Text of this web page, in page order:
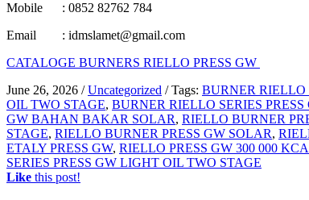
Mobile : 0852 82762 784
Email : idmslamet@gmail.com
CATALOGE BURNERS RIELLO PRESS GW
June 26, 2026 / Uncategorized / Tags: BURNER
OIL TWO STAGE, BURNER RIELLO SERIES
GW BAHAN BAKAR SOLAR, RIELLO BURNER
STAGE, RIELLO BURNER PRESS GW SOLAR,
ETALY PRESS GW, RIELLO PRESS GW 300 000
SERIES PRESS GW LIGHT OIL TWO STAGE
Like this post!